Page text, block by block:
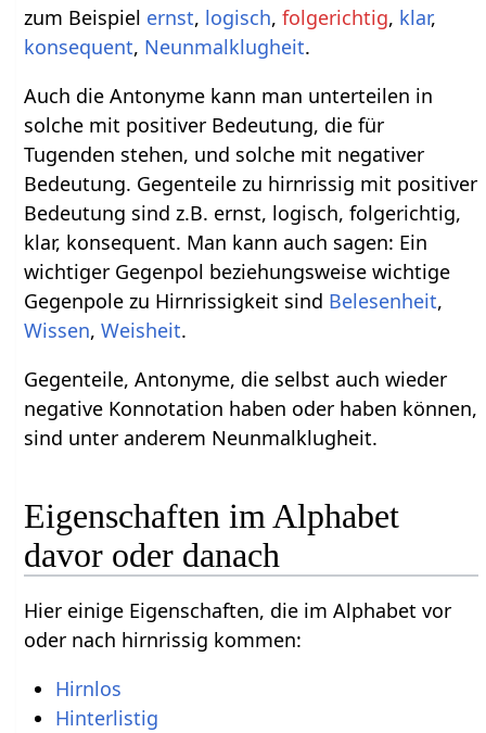
zum Beispiel ernst, logisch,folgerichtig, klar,
konsequent, Neunmalklugheit.
Auch die Antonyme kann man unterteilen in
solche mit positiver Bedeutung, die für
Tugenden stehen, und solche mit negativer
Bedeutung. Gegenteile zu hirnrissig mit positiver
Bedeutung sind z.B. ernst, logisch, folgerichtig,
klar, konsequent. Man kann auch sagen: Ein
wichtiger Gegenpol beziehungsweise wichtige
Gegenpole zu Hirnrissigkeit sind Belesenheit,
Wissen,Weisheit.
Gegenteile, Antonyme, die selbst auch wieder
negative Konnotation haben oder haben können,
sind unter anderem Neunmalklugheit.
Eigenschaften im Alphabet
davor oder danach
Hier einige Eigenschaften, die im Alphabet vor
oder nach hirnrissig kommen:
Hirnlos
Hinterlistig